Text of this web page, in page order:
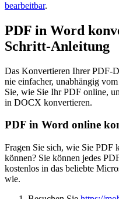
bearbeitbar.
PDF in Word
Schritt-Anleitung
Das Konvertieren Ihrer PDF-
nie einfacher, unabhängig
Sie, wie Sie Ihr PDF online,
in DOCX konvertieren.
PDF in Word online
Fragen Sie sich, wie Sie PDF
können? Sie können jedes
kostenlos in das beliebte
wie.